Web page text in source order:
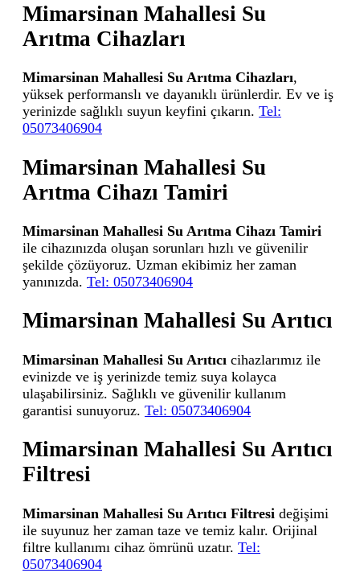
Mimarsinan Mahallesi Su
Arıtma Cihazları
Mimarsinan Mahallesi Su Arıtma Cihazları,
yüksek performanslı ve dayanıklı ürünlerdir. Ev ve iş
yerinizde sağlıklı suyun keyfini çıkarın. Tel:
05073406904
Mimarsinan Mahallesi Su
Arıtma Cihazı Tamiri
Mimarsinan Mahallesi Su Arıtma Cihazı Tamiri
ile cihazınızda oluşan sorunları hızlı ve güvenilir
şekilde çözüyoruz. Uzman ekibimiz her zaman
yanınızda. Tel: 05073406904
Mimarsinan Mahallesi Su Arıtıcı
Mimarsinan Mahallesi Su Arıtıcı cihazlarımız ile
evinizde ve iş yerinizde temiz suya kolayca
ulaşabilirsiniz. Sağlıklı ve güvenilir kullanım
garantisi sunuyoruz. Tel: 05073406904
Mimarsinan Mahallesi Su Arıtıcı
Filtresi
Mimarsinan Mahallesi Su Arıtıcı Filtresi değişimi
ile suyunuz her zaman taze ve temiz kalır. Orijinal
filtre kullanımı cihaz ömrünü uzatır. Tel:
05073406904